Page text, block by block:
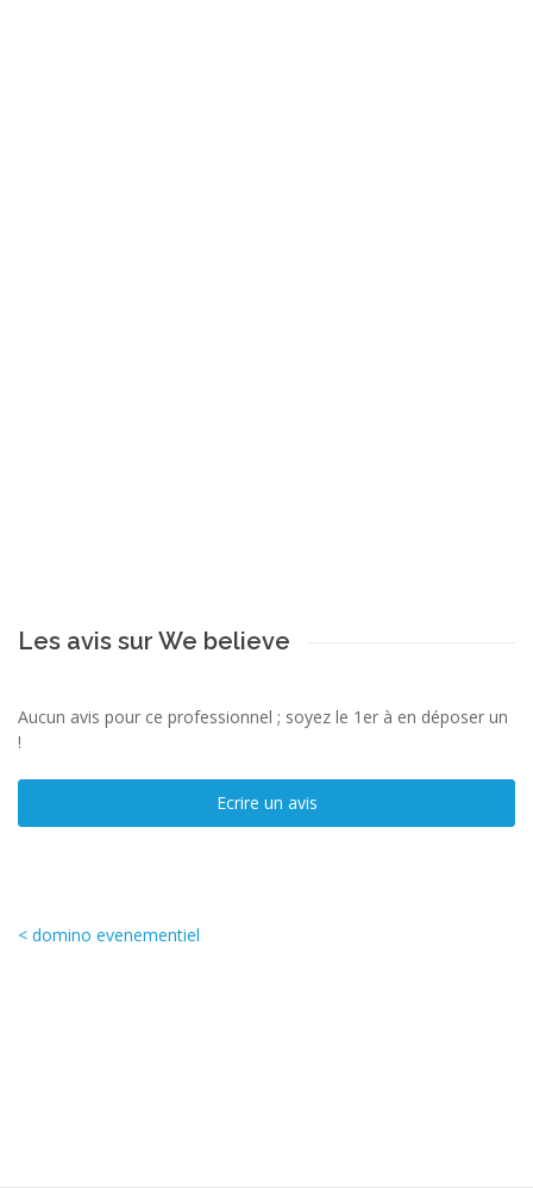
Les avis sur We believe
Aucun avis pour ce professionnel ; soyez le 1er à en déposer un
!
Ecrire un avis
< domino evenementiel